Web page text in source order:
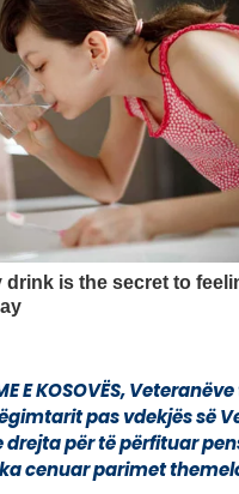
E KOSOVËS,
pas vdekjës së
për të përfituar
cenuar parimet